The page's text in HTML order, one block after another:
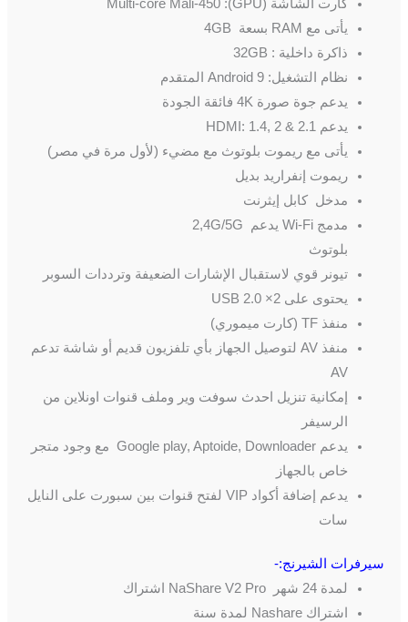
كارت الشاشة (GPU): Multi-core Mali-450
يأتى مع RAM بسعة 4GB
ذاكرة داخلية : 32GB
نظام التشغيل: Android 9 المتقدم
يدعم جوة صورة 4K فائقة الجودة
يدعم HDMI: 1.4, 2 & 2.1
يأتى مع ريموت بلوتوث مع مضيء (لأول مرة في مصر)
ريموت إنفراريد بديل
مدخل كابل إيثرنت
مدمج Wi-Fi يدعم 2,4G/5G
بلوتوث
تيونر قوي لاستقبال الإشارات الضعيفة وترددات السوبر
يحتوى على 2× USB 2.0
منفذ TF (كارت ميموري)
منفذ AV لتوصيل الجهاز بأي تلفزيون قديم أو شاشة تدعم
AV
إمكانية تنزيل احدث سوفت وير وملف قنوات اونلاين من
الرسيفر
يدعم Google play, Aptoide, Downloader مع وجود متجر
خاص بالجهاز
يدعم إضافة أكواد VIP لفتح قنوات بين سبورت على النايل
سات
سيرفرات الشيرنج:-
لمدة 24 شهر NaShare V2 Pro اشتراك
اشتراك Nashare لمدة سنة